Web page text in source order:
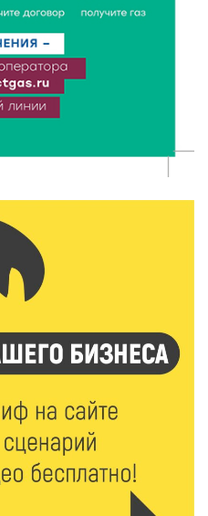
как в Нелидово
образу жизни
для школьников
новым туристическим
День
Спартакиадой
и колледжей прошли